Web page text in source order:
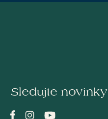
Sledujte novinky